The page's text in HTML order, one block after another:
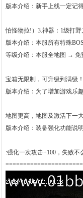
版本介绍：新手上线一定记
怕怪物拉!）3.神器：1级打
版本介绍：本服所有特殊
等级介绍：本服全地图 → 免
宝箱无限制，可升级到满级！
版本介绍：为了增加游戏乐
地图更高，地图及激活下一
版本介绍：装备强化功能说
:强化一次攻击+100，失败不